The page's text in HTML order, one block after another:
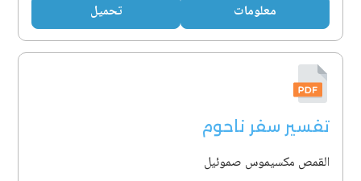
معلومات تحميل
تفسير سفر ناحوم
القمص مكسيموس صموئيل